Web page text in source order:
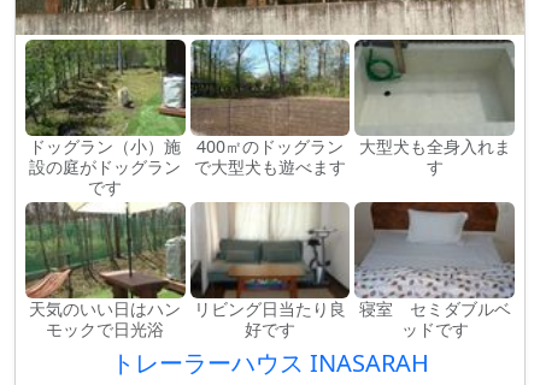
ドッグラン（小）施
設の庭がドッグラン
です
400㎡のドッグラン
で大型犬も遊べます
大型犬も全身入れま
す
天気のいい日はハン
モックで日光浴
リビング日当たり良
好です
寝室 セミダブルベ
ッドです
トレーラーハウス INASARAH